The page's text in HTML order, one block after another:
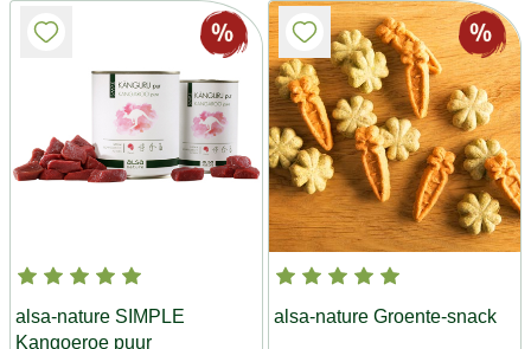
alsa-nature SIMPLE
Kangoeroe puur
alsa-nature Groente-snack